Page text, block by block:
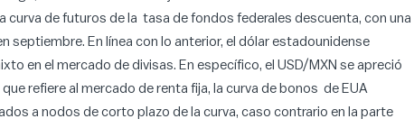
curva de futuros de la tasa de fondos federales descuenta, con una
septiembre. En línea con lo anterior, el dólar estadounidense
en el mercado de divisas. En específico, el USD/MXN se apreció
refiere al mercado de renta fija, la curva de bonos de EUA
a nodos de corto plazo de la curva, caso contrario en la parte